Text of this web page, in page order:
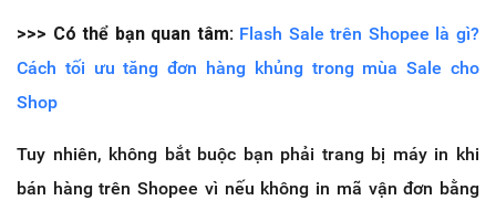
>>> Có thể bạn quan tâm: Flash Sale trên Shopee là gì?
Cách tối ưu tăng đơn hàng khủng trong mùa Sale cho
Shop
Tuy nhiên, không bắt buộc bạn phải trang bị máy in khi
bán hàng trên Shopee vì nếu không in mã vận đơn bằng